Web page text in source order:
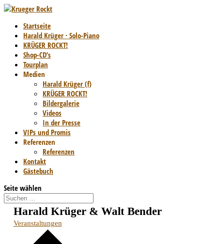
Startseite
Harald Krüger · Solo-Piano
KRÜGER ROCKT!
Shop-CD’s
Tourplan
Medien
Harald Krüger (f)
KRÜGER ROCKT!
Bildergalerie
Videos
In der Presse
VIPs und Promis
Referenzen
Referenzen
Kontakt
Gästebuch
Seite wählen
Harald Krüger & Walt Bender
Veranstaltungen